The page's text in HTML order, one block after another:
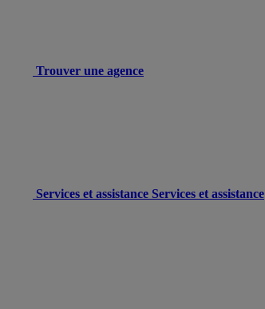
Trouver une agence
Services et assistance Services et assistance